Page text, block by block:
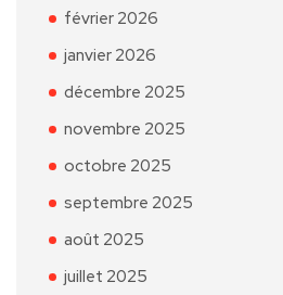
février 2026
janvier 2026
décembre 2025
novembre 2025
octobre 2025
septembre 2025
août 2025
juillet 2025